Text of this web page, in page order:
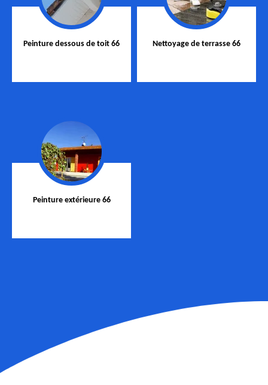
Peinture dessous de toit 66 Nettoyage de terrasse 66
Peinture extérieure 66